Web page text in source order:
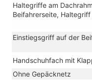
Haltegriffe am
Beifahrerseite,
Einstiegsgriff auf der
Handschuhfach mit
Ohne Gepäcknetz